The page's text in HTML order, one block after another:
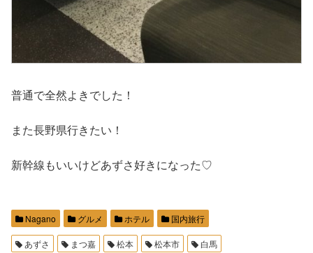
普通で全然よきでした！
また長野県行きたい！
新幹線もいいけどあずさ好きになった♡
Nagano グルメ ホテル 国内旅行
あずさ まつ嘉 松本 松本市
白馬